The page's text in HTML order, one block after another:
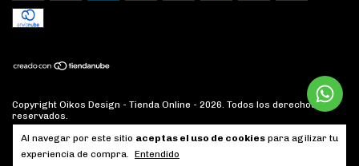
Al navegar por este sitio aceptas el uso de cookies para agilizar tu
experiencia de compra. Entendido
Copyright Oikos Design - Tienda Online - 2026. Todos los derechos
reservados.